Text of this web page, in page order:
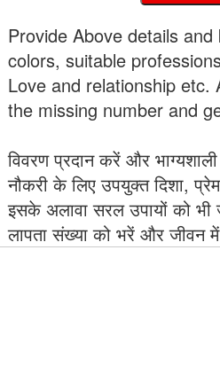
Provide Above details
colors, suitable
Love and relationship etc.
the missing number and
विवरण प्रदान करें और
नौकरी के लिए उपयुक्त दिशा,
इसके अलावा सरल उपायों
लापता संख्या को भरें और जीवन